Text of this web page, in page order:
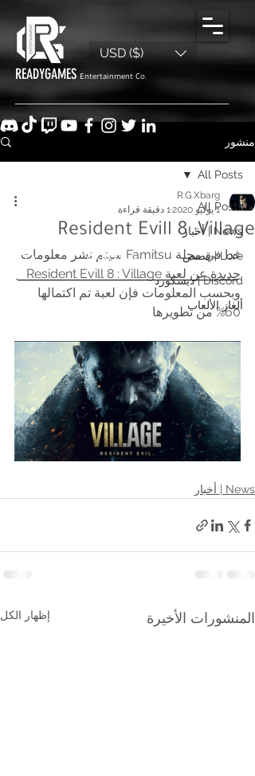
USD ($)
READYGAMES Entertainment Co.
منشور
All Posts
News | أخبار
Lore | قصص
Discord | ديسكورد
ألغاز الألعاب
All Posts
Resident Evill 8 :Village
R.G.Xbarg
1 يوليو 2020
1 دقيقة قراءة
غدا في مجلة Famitsu سيتم نشر معلومات
جديدة عن لعبة Resident Evill 8 : Village
وبحسب المعلومات فإن لعبة تم اكتمالها
60% من تطويرها
News | أخبار
المنشورات الأخيرة إظهار الكل